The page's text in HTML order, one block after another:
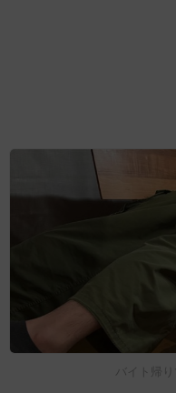
バイト帰